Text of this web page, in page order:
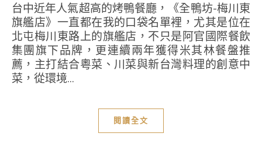
台中近年人氣超高的烤鴨餐廳，《全鴨坊-梅川東
旗艦店》一直都在我的口袋名單裡，尤其是位在
北屯梅川東路上的旗艦店，不只是阿官國際餐飲
集團旗下品牌，更連續兩年獲得米其林餐盤推
薦，主打結合粵菜、川菜與新台灣料理的創意中
菜，從環境...
閱讀全文